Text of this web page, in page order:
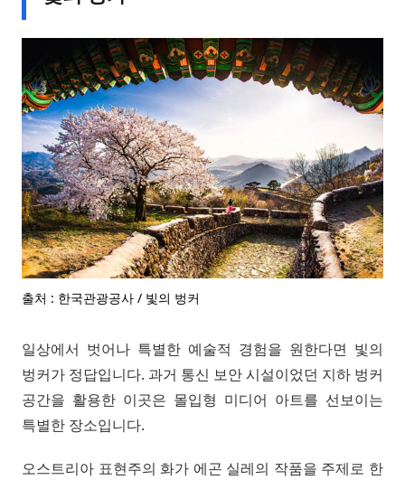
출처 : 한국관광공사 / 빛의 벙커
일상에서 벗어나 특별한 예술적 경험을 원한다면 빛의
벙커가 정답입니다. 과거 통신 보안 시설이었던 지하 벙커
공간을 활용한 이곳은 몰입형 미디어 아트를 선보이는
특별한 장소입니다.
오스트리아 표현주의 화가 에곤 실레의 작품을 주제로 한